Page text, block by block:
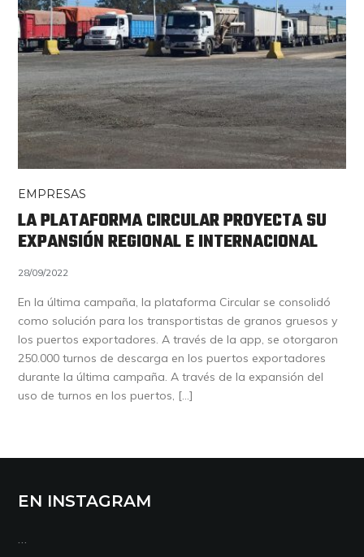
EMPRESAS
LA PLATAFORMA CIRCULAR PROYECTA SU
EXPANSIÓN REGIONAL E INTERNACIONAL
28/09/2022
En la última campaña, la plataforma Circular se consolidó
como solución para los transportistas de granos gruesos y
los puertos exportadores. A través de la app, se otorgaron
250.000 turnos de descarga en los puertos exportadores
durante la última campaña. A través de la expansión del
uso de turnos en los puertos, […]
EN INSTAGRAM